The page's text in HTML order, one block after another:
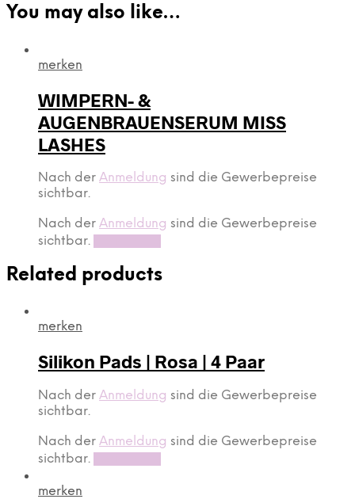
You may also like…
merken
WIMPERN- &
AUGENBRAUENSERUM MISS
LASHES
Nach der Anmeldung sind die Gewerbepreise
sichtbar.
Nach der Anmeldung sind die Gewerbepreise
sichtbar.
Related products
merken
Silikon Pads | Rosa | 4 Paar
Nach der Anmeldung sind die Gewerbepreise
sichtbar.
Nach der Anmeldung sind die Gewerbepreise
sichtbar.
merken